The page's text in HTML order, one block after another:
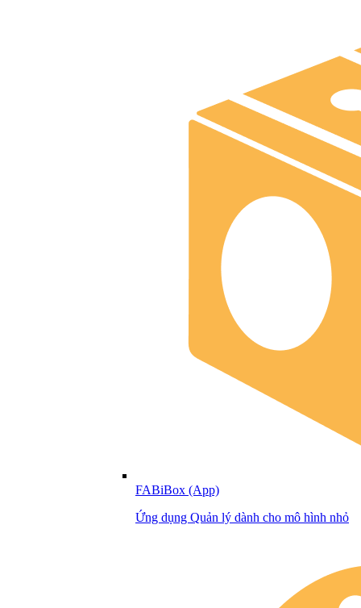
FABiBox (App)
Ứng dụng Quản lý dành cho mô hình nhỏ